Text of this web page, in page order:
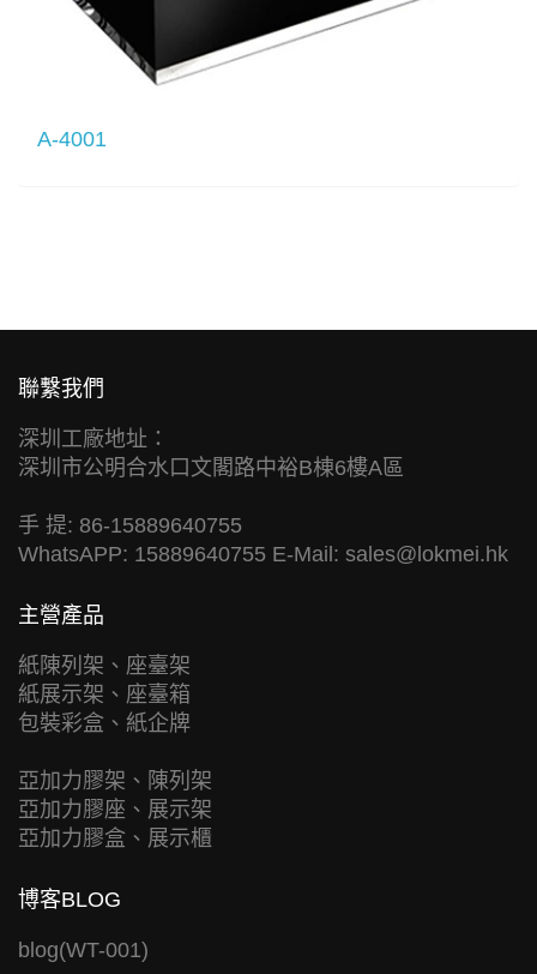
A-4001
聯繫我們
深圳工廠地址：
深圳市公明合水口文閣路中裕B棟6樓A區
手 提: 86-15889640755
WhatsAPP: 15889640755 E-Mail: sales@lokmei.hk
主營產品
紙陳列架、座臺架
紙展示架、座臺箱
包裝彩盒、紙企牌
亞加力膠架、陳列架
亞加力膠座、展示架
亞加力膠盒、展示櫃
博客BLOG
blog(WT-001)